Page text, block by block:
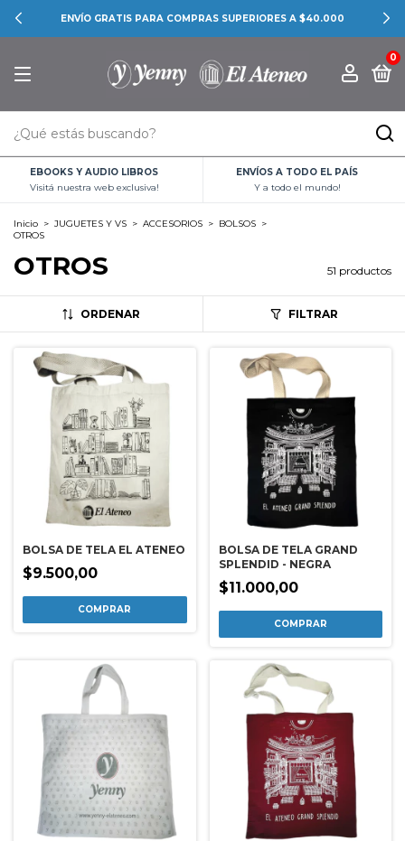
CONOCÉ LAS PROMOCIONES BANCARIAS
0
EBOOKS Y AUDIO LIBROS
Visitá nuestra web exclusiva!
ENVÍOS A TODO EL PAÍS
Y a todo el mundo!
Inicio > JUGUETES Y VS > ACCESORIOS > BOLSOS >
OTROS
OTROS 51 productos
ORDENAR FILTRAR
BOLSA DE TELA EL ATENEO
$9.500,00
BOLSA DE TELA GRAND
SPLENDID - NEGRA
$11.000,00